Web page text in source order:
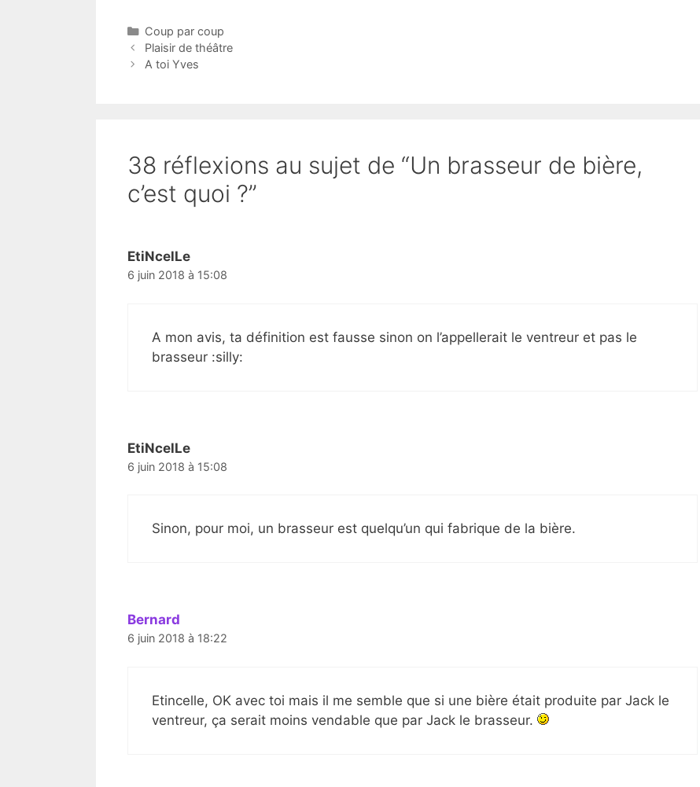
Catégories
Coup par coup
Plaisir de théâtre
A toi Yves
38 réflexions au sujet de “Un brasseur de bière,
c’est quoi ?”
EtiNcelLe
6 juin 2018 à 15:08
A mon avis, ta définition est fausse sinon on l’appellerait le ventreur et pas le
brasseur :silly:
EtiNcelLe
6 juin 2018 à 15:08
Sinon, pour moi, un brasseur est quelqu’un qui fabrique de la bière.
Bernard
6 juin 2018 à 18:22
Etincelle, OK avec toi mais il me semble que si une bière était produite par Jack le
ventreur, ça serait moins vendable que par Jack le brasseur.